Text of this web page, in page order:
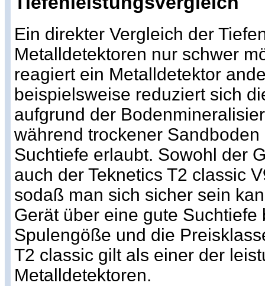
Ein direkter Vergleich der
Metalldetektoren nur schwer
reagiert ein Metalldetektor
beispielsweise reduziert sich
aufgrund der
während trockener
Suchtiefe erlaubt. Sowohl der
auch der Teknetics T2 classic
sodaß man sich sicher sein
Gerät über eine gute Suchtiefe
Spulengöße und die
T2 classic gilt als einer der
Metalldetektoren.